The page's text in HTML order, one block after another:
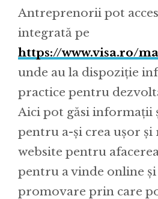
Antreprenorii pot
integrată pe
https://www.visa.ro/
unde au la dispoziție
practice pentru
Aici pot găsi informații
pentru a-și crea ușor și
website pentru
pentru a vinde online
promovare prin care